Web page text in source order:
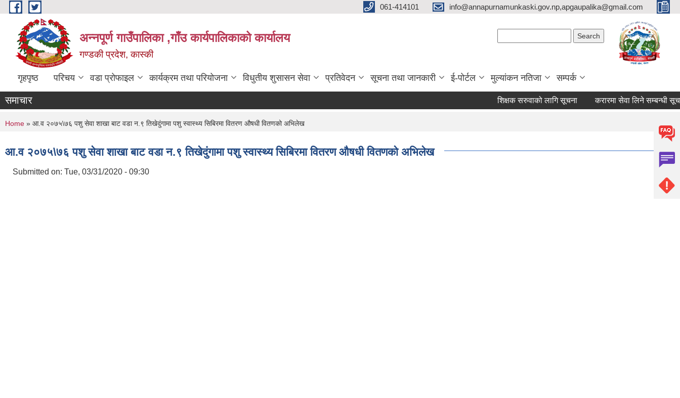
Skip to main content 061-414101 info@annapurnamunkaski.gov.np,apgaupalika@gmail.com
अन्नपूर्ण गाउँपालिका ,गाँउ कार्यपालिकाको कार्यालय
गण्डकी प्रदेश, कास्की
गृहपृष्ठ परिचय वडा प्रोफाइल कार्यक्रम तथा परियोजना विधुतीय शुसासन सेवा प्रतिवेदन सूचना तथा जानकारी ई-पोर्टल मुल्यांकन नतिजा सम्पर्क
समाचार शिक्षक सरुवाको लागि सूचना करारमा सेवा लिने सम्बन्धी सूचना ।
You are here
Home » आ.व २०७५\७६ पशु सेवा शाखा बाट वडा न.९ तिखेदुंगामा पशु स्वास्थ्य सिबिरमा वितरण औषधी वितणको अभिलेख
आ.व २०७५\७६ पशु सेवा शाखा बाट वडा न.९ तिखेदुंगामा पशु स्वास्थ्य सिबिरमा वितरण औषधी वितणको अभिलेख
Submitted on: Tue, 03/31/2020 - 09:30